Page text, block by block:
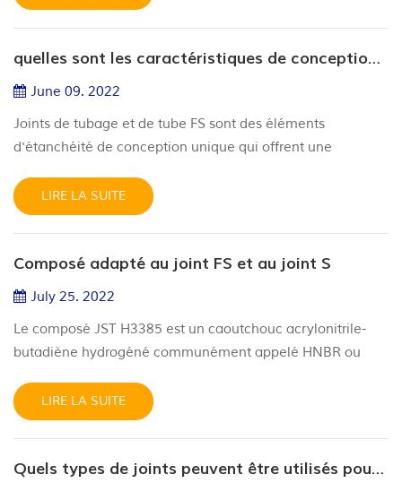
dimensions de rainure de joint FS standard et le dessin du
joint P, JST a deux conceptions différentes. une ...
quelles sont les caractéristiques de conception et les avantages du joint FS
June 09. 2022
Joints de tubage et de tube FS sont des éléments
d'étanchéité de conception unique qui offrent une
élevée du joint est requise. les caractéristiques de
conception de ce joint permettent au composant de
des pièces de grand diamètre. l'utilisation de ressorts de
serrage métalliques offr...
LIRE LA SUITE
Composé adapté au joint FS et au joint S
July 25. 2022
Le composé JST H3385 est un caoutchouc acrylonitrile-
butadiène hydrogéné communément appelé HNBR ou
résistance à l'abrasion exceptionnelle et une résistance
chimique aux fluides hydrauliques courants, aux huiles/gaz
pour résister au risque de décompression rapide des gaz
LIRE LA SUITE
Quels types de joints peuvent être utilisés pour la production de puits de pétrole ?